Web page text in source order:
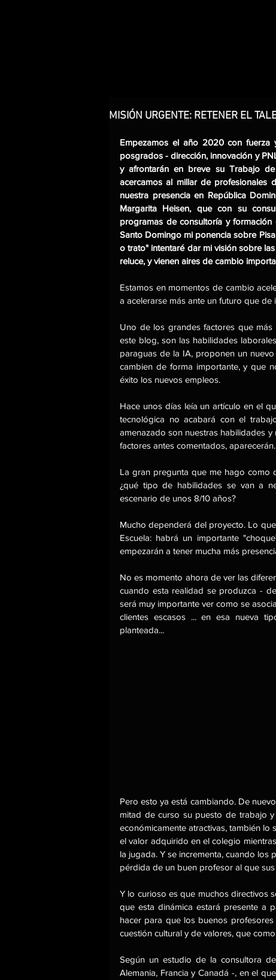
MISIÓN URGENTE: RETENER EL
Empezamos el año 2020 con fuerza
posgrados - dirección, innovación y
y afrontarán en breve su Trabajo
acercamos al millar de profesionales
nuestra presencia en República
Margarita Heisen, que con su
programas de consultoría y
Santo Domingo mi ponencia sobre
o trato" intentaré dar mi visión sobre
reluce, y vienen aires de cambio
Estamos en momentos de cambio
a acelerarse más ante un futuro que
Uno de los grandes factores que
este blog, son las habilidades
paraguas de la IA, proponen un
cambien de forma importante, y que
éxito los nuevos empleos.
Hace unos días leía un artículo en el
tecnológica no acabará con el
amenazado son nuestras habilidades
factores antes comentados, aparecerán.
La gran pregunta que me hago como
¿qué tipo de habilidades se van a
escenario de unos 8/10 años?
Mucho dependerá del proyecto. Lo
Escuela: habrá un importante
empezarán a tener mucha más
No es momento ahora de ver las
cuando esta realidad se produzca -
será muy importante ver como se
clientes escasos ... en esa nueva
planteada...
Pero esto ya está cambiando. De
mitad de curso su puesto de trabajo
económicamente atractivas, también lo
el valor adquirido en el colegio
la jugada. Y se incrementa, cuando los
pérdida de un buen profesor al que
Y lo curioso es que muchos directivos
que esta dinámica estará presente a
hacer para que los buenos
cuestión cultural y de valores, que
Según un estudio de la consultora
Alemania, Francia y Canadá -, en el